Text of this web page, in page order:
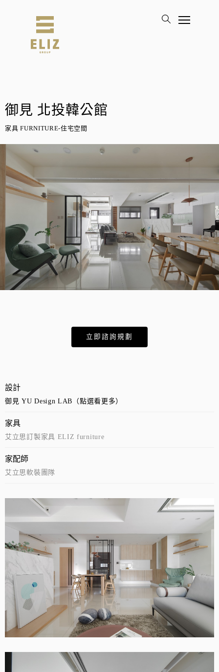
御見 北投韓公館
家具 FURNITURE-住宅空間
立即諮詢規劃
設計
御見 YU Design LAB（點選看更多）
家具
艾立思訂製家具 ELIZ furniture
家配師
艾立思軟裝團隊